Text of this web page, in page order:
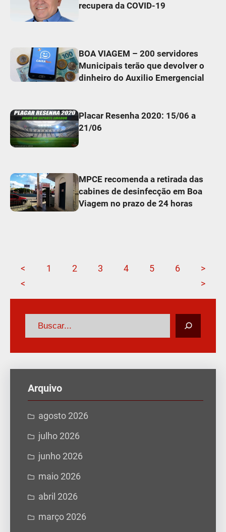
recupera da COVID-19
BOA VIAGEM – 200 servidores
Municipais terão que devolver o
dinheiro do Auxilio Emergencial
Placar Resenha 2020: 15/06 a
21/06
MPCE recomenda a retirada das
cabines de desinfecção em Boa
Viagem no prazo de 24 horas
<
<
1 2 3 4 5 6
>
>
e
s
s
r
Arquivo
agosto 2026
julho 2026
junho 2026
maio 2026
abril 2026
março 2026